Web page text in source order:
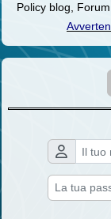
Policy blog,